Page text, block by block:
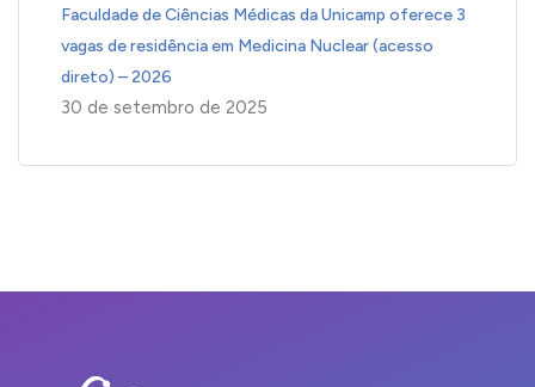
Faculdade de Ciências Médicas da Unicamp oferece 3
vagas de residência em Medicina Nuclear (acesso
direto) – 2026
30 de setembro de 2025